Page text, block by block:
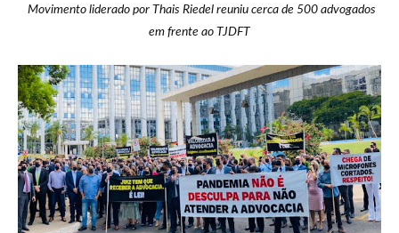
Movimento liderado por Thais Riedel reuniu cerca de 500 advogados
em frente ao TJDFT